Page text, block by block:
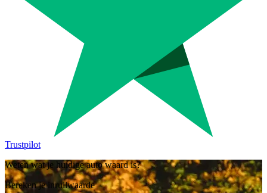
Trustpilot
Weten wat je huidige auto waard is?
Bereken je inruilwaarde